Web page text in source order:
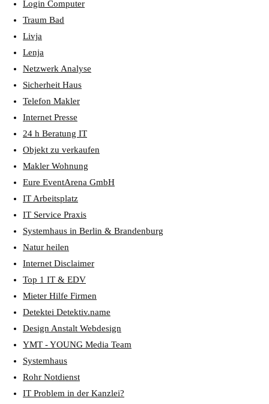
Login Computer
Traum Bad
Livja
Lenja
Netzwerk Analyse
Sicherheit Haus
Telefon Makler
Internet Presse
24 h Beratung IT
Objekt zu verkaufen
Makler Wohnung
Eure EventArena GmbH
IT Arbeitsplatz
IT Service Praxis
Systemhaus in Berlin & Brandenburg
Natur heilen
Internet Disclaimer
Top 1 IT & EDV
Mieter Hilfe Firmen
Detektei Detektiv.name
Design Anstalt Webdesign
YMT - YOUNG Media Team
Systemhaus
Rohr Notdienst
IT Problem in der Kanzlei?